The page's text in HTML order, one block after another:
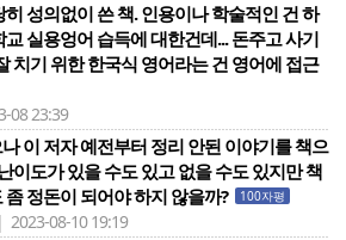
성의없이 쓴 책. 인용이나 학술적인 건 하
실용엉어 습득에 대한건데... 돈주고 사기
치기 위한 한국식 영어라는 건 영어에 접근
08 23:39
이 저자 예전부터 정리 안된 이야기를 책으
이도가 있을 수도 있고 없을 수도 있지만 책
정돈이 되어야 하지 않을까?
100자평
08-10 19:19